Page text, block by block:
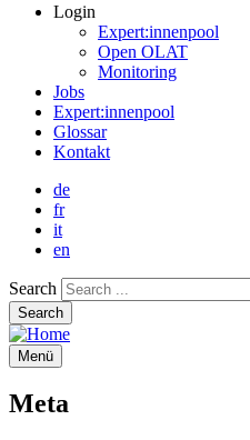
Login
Expert:innenpool
Open OLAT
Monitoring
Jobs
Expert:innenpool
Glossar
Kontakt
de
fr
it
en
Search
Menü
Meta